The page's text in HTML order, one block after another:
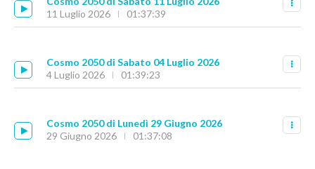
11 Luglio 2026
01:37:39
Cosmo 2050 di Sabato 04 Luglio 2026
4 Luglio 2026
01:39:23
Cosmo 2050 di Lunedì 29 Giugno 2026
29 Giugno 2026
01:37:08